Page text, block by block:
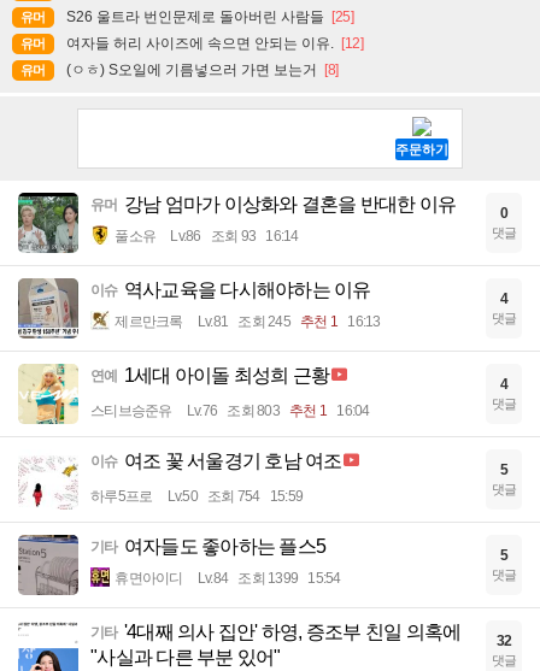
유머 S26 울트라 번인문제로 돌아버린 사람들 [25]
유머 여자들 허리 사이즈에 속으면 안되는 이유. [12]
유머 (ㅇㅎ) S오일에 기름넣으러 가면 보는거 [8]
유머 강남 엄마가 이상화와 결혼을 반대한 이유
풀소유 Lv.86 조회 93 16:14
0
댓글
이슈 역사교육을 다시해야하는 이유
제르만크록 Lv.81 조회 245 추천 1 16:13
4
댓글
연예 1세대 아이돌 최성희 근황
스티브승준유 Lv.76 조회 803 추천 1 16:04
4
댓글
이슈 여조 꽃 서울경기 호남 여조
하루5프로 Lv.50 조회 754 15:59
5
댓글
기타 여자들도 좋아하는 플스5
휴면아이디 Lv.84 조회 1399 15:54
5
댓글
기타 '4대째 의사 집안' 하영, 증조부 친일 의혹에
"사실과 다른 부분 있어"
32
댓글